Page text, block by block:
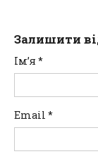
Залишити
Ім’я *
Email *